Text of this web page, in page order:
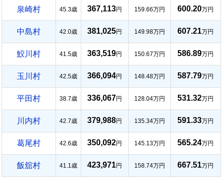
泉崎村 45.3歳 367,113円 159.66万円 600.20万円
中島村 42.0歳 381,025円 149.98万円 607.21万円
鮫川村 41.5歳 363,519円 150.67万円 586.89万円
玉川村 42.5歳 366,094円 148.48万円 587.79万円
平田村 38.7歳 336,067円 128.04万円 531.32万円
川内村 42.7歳 379,988円 135.34万円 591.33万円
葛尾村 42.6歳 350,092円 145.13万円 565.24万円
飯舘村 41.1歳 423,971円 158.74万円 667.51万円